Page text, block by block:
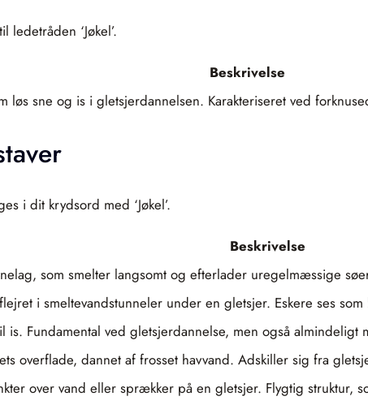
‘Jøkel’.
Beskrivelse
sne og is i gletsjerdannelsen. Karakteriseret ved
i dit krydsord med ‘Jøkel’.
Beskrivelse
som smelter langsomt og efterlader uregelmæssige
i smeltevandstunneler under en gletsjer. Eskere ses
is. Fundamental ved gletsjerdannelse, men også
overflade, dannet af frosset havvand. Adskiller sig fra
over vand eller sprækker på en gletsjer. Flygtig struktur,